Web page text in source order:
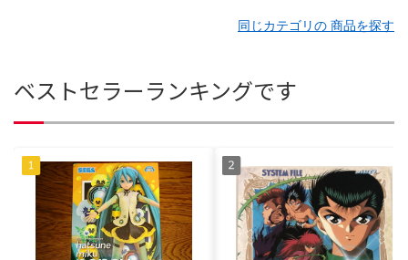
同じカテゴリの 商品を探す
ベストセラーランキングです